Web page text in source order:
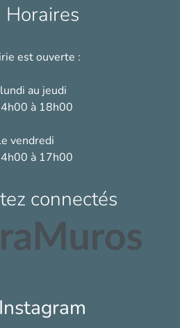
Horaires
est ouverte :
au jeudi
à 18h00
vendredi
à 17h00
connectés
Instagram